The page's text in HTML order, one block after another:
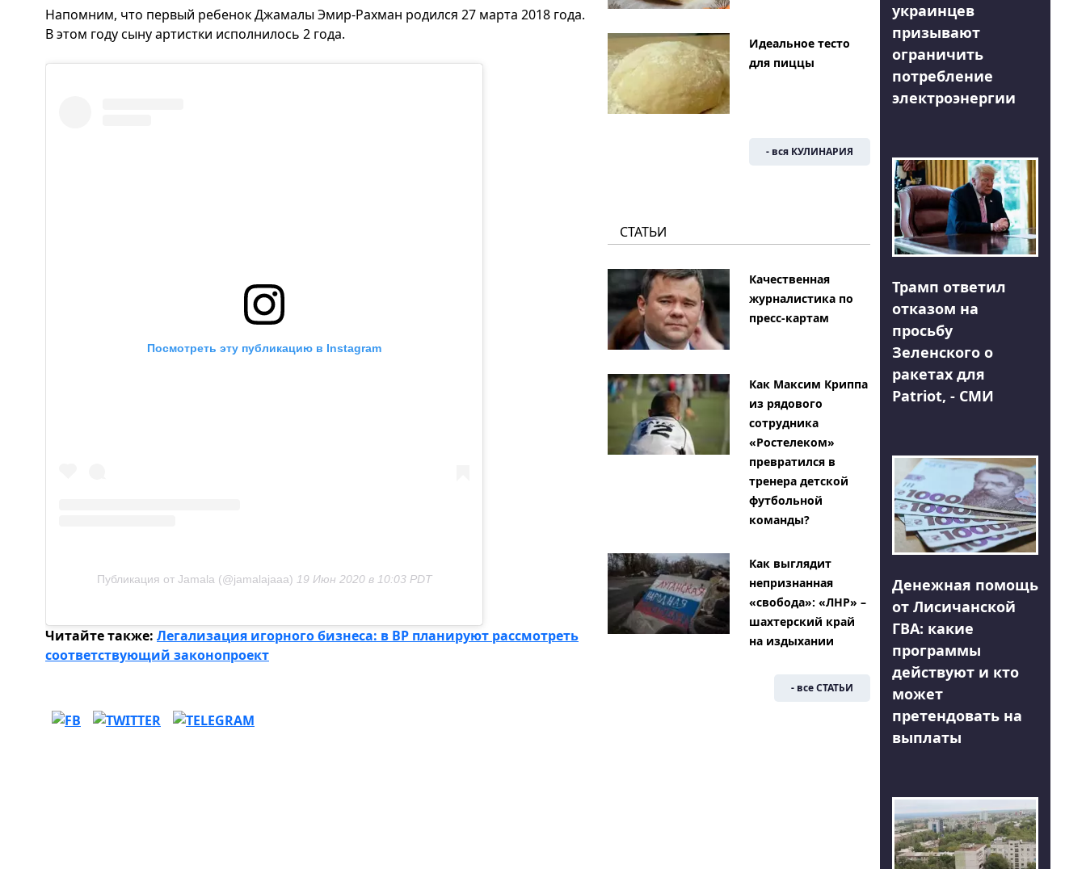
Напомним, что первый ребенок Джамалы Эмир-Рахман родился 27 марта 2018 года.
В этом году сыну артистки исполнилось 2 года.
Посмотреть эту публикацию в Instagram
Публикация от Jamala (@jamalajaaa) 19 Июн 2020 в 10:03 PDT
Читайте также: Легализация игорного бизнеса: в ВР планируют рассмотреть
соответствующий законопроект
Идеальное тесто
для пиццы
- вся КУЛИНАРИЯ
СТАТЬИ
Качественная
журналистика по
пресс-картам
Как Максим Криппа
из рядового
сотрудника
«Ростелеком»
превратился в
тренера детской
футбольной
команды?
Как выглядит
непризнанная
«свобода»: «ЛНР» –
шахтерский край
на издыхании
- все СТАТЬИ
украинцев
призывают
ограничить
потребление
электроэнергии
Трамп ответил
отказом на
просьбу
Зеленского о
ракетах для
Patriot, - СМИ
Денежная помощь
от Лисичанской
ГВА: какие
программы
действуют и кто
может
претендовать на
выплаты